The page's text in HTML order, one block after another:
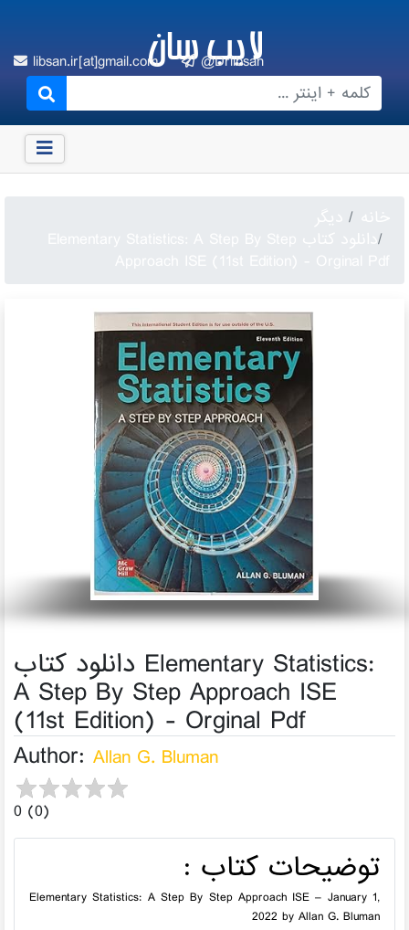
لایب سانlibsan.ir[at]gmail.com @Drlibsan
دیگر
دانلود کتاب Elementary Statistics:
A Step By Step Approach ISE
(11st Edition) - Orginal Pdf
Author:Allan G. Bluman
0 (0)
توضیحات کتاب :
Elementary Statistics: A Step By Step Approach ISE – January 1,
2022 by Allan G. Bluman